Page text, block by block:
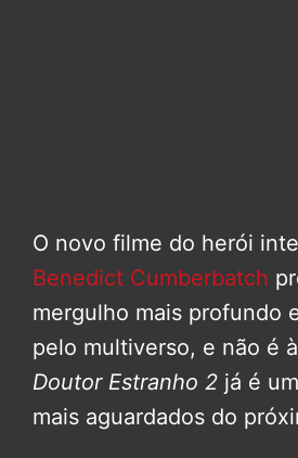
O novo filme do herói
Benedict Cumberbatch
mergulho mais profundo
pelo multiverso, e não é
Doutor Estranho 2 já é
mais aguardados do